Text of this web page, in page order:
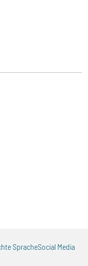
SpracheSocial Media